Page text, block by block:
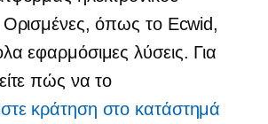
όπως το Ecwid,
εφαρμόσιμες λύσεις. Για
πώς να το
κράτηση στο κατάστημά